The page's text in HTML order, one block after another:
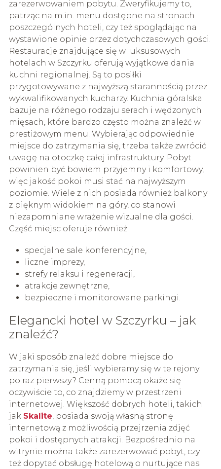
zarezerwowaniem pobytu. Zweryfikujemy to,
patrząc na m.in. menu dostępne na stronach
poszczególnych hoteli, czy też spoglądając na
wystawione opinie przez dotychczasowych gości.
Restauracje znajdujące się w luksusowych
hotelach w Szczyrku oferują wyjątkowe dania
kuchni regionalnej. Są to posiłki
przygotowywane z najwyższą starannością przez
wykwalifikowanych kucharzy. Kuchnia góralska
bazuje na różnego rodzaju serach i wędzonych
mięsach, które bardzo często można znaleźć w
prestiżowym menu. Wybierając odpowiednie
miejsce do zatrzymania się, trzeba także zwrócić
uwagę na otoczkę całej infrastruktury. Pobyt
powinien być bowiem przyjemny i komfortowy,
więc jakość pokoi musi stać na najwyższym
poziomie. Wiele z nich posiada również balkony
z pięknym widokiem na góry, co stanowi
niezapomniane wrażenie wizualne dla gości.
Część miejsc oferuje również:
specjalne sale konferencyjne,
liczne imprezy,
strefy relaksu i regeneracji,
atrakcje zewnętrzne,
bezpieczne i monitorowane parkingi.
Elegancki hotel w Szczyrku – jak
znaleźć?
W jaki sposób znaleźć dobre miejsce do
zatrzymania się, jeśli wybieramy się w te rejony
po raz pierwszy? Cenną pomocą okaże się
oczywiście to, co znajdziemy w przestrzeni
internetowej. Większość dobrych hoteli, takich
jak Skalite , posiada swoją własną stronę
internetową z możliwością przejrzenia zdjęć
pokoi i dostępnych atrakcji. Bezpośrednio na
witrynie można także zarezerwować pobyt, czy
też dopytać obsługę hotelową o nurtujące nas